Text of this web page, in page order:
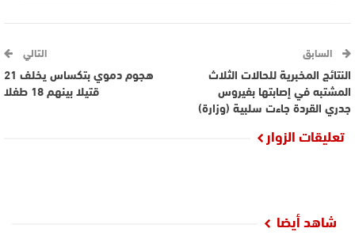
السابق
النتائج المخبرية للحالات الثلاث
المشتبه في إصابتها بفيروس
جدري القردة جاءت سلبية (وزارة)
التالي
هجوم دموي بتكساس يخلف 21
قتيلا بينهم 18 طفلا
تعليقات الزوار
شاهد أيضا